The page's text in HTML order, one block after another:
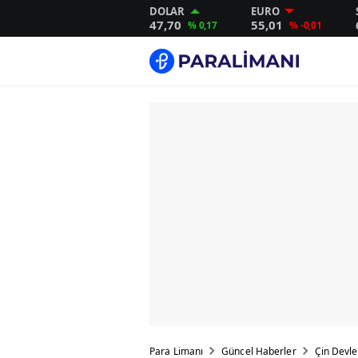
DOLAR
47,70 % 0,17
EURO
55,01 % -0,01
Para Limanı Güncel Haberler Çin